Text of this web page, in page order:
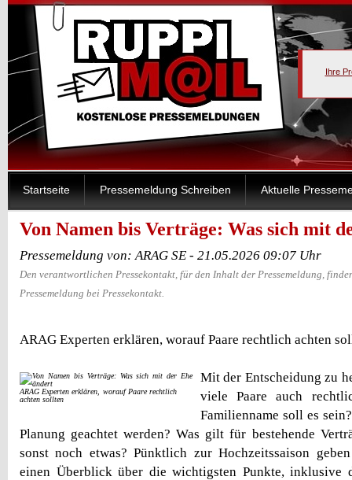
Ihre
Startseite Pressemeldung Schreiben Aktuelle
Von Namen bis Verträge: Was sich mit
Pressemeldung von: ARAG SE - 21.05.2026 09:07 Uhr
Den verantwortlichen Pressekontakt, für den Inhalt der Pressemeldung,
Pressemeldung bei Pressekontakt.
ARAG Experten erklären, worauf Paare rechtlich achten
ARAG Experten erklären, worauf Paare rechtlich
achten sollten
Mit der Entscheidung zu
viele Paare auch
Familienname soll es
Planung geachtet werden? Was gilt für bestehende
sonst noch etwas? Pünktlich zur Hochzeitssaison
einen Überblick über die wichtigsten Punkte, inklusive